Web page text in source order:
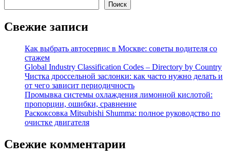
Поиск
Свежие записи
Как выбрать автосервис в Москве: советы водителя со
стажем
Global Industry Classification Codes – Directory by Country
Чистка дроссельной заслонки: как часто нужно делать и
от чего зависит периодичность
Промывка системы охлаждения лимонной кислотой:
пропорции, ошибки, сравнение
Раскоксовка Mitsubishi Shumma: полное руководство по
очистке двигателя
Свежие комментарии